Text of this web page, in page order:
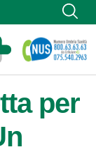
per